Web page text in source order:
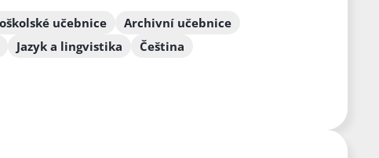
učebnice
Archivní učebnice
Jazyk a lingvistika
Čeština